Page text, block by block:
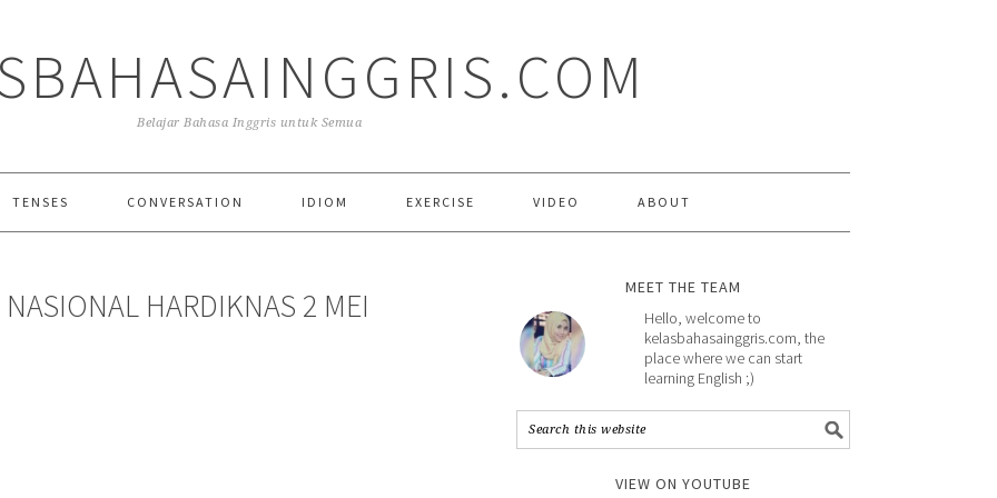
Belajar Bahasa Inggris untuk Semua
TENSES CONVERSATION IDIOM EXERCISE VIDEO ABOUT
HARDIKNAS 2 MEI
MEET THE TEAM
Hello, welcome to
kelasbahasainggris.com, the
place where we can start
learning English ;)
VIEW ON YOUTUBE